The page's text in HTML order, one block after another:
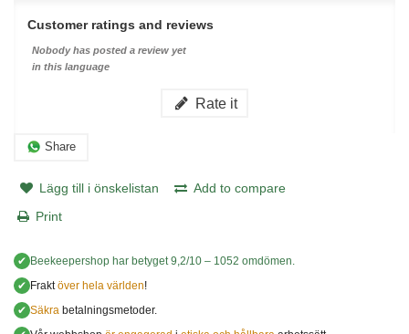
Customer ratings and reviews
Nobody has posted a review yet
in this language
Rate it
Share
Lägg till i önskelistan
Add to compare
Print
✔ Beekeepershop har betyget 9,2/10 – 1052 omdömen.
✔ Fraktöver hela världen!
✔ Säkra betalningsmetoder.